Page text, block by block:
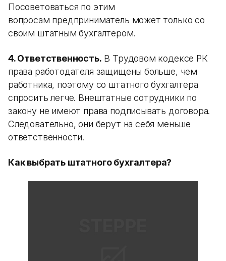
Посоветоваться по этим
вопросам предприниматель может только со
своим штатным бухгалтером.
4. Ответственность. В Трудовом кодексе РК
права работодателя защищены больше, чем
работника, поэтому со штатного бухгалтера
спросить легче. Внештатные сотрудники по
закону не имеют права подписывать договора.
Следовательно, они берут на себя меньше
ответственности.
Как выбрать штатного бухгалтера?